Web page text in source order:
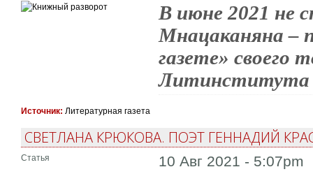
В июне 2021 не
Мнацаканяна –
газете» своего
Литинститута
Источник: Литературная газета
СВЕТЛАНА КРЮКОВА. ПОЭТ ГЕННАДИЙ
Статья 10 Авг 2021 - 5:07pm